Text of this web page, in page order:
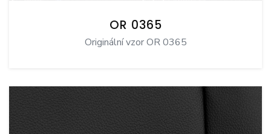
OR 0365
Originální vzor OR 0365